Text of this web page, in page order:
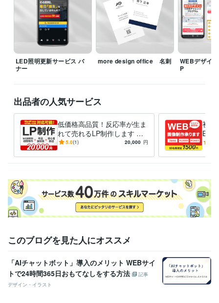
得意分野
Web制作・HP作成・EC構築 LP制作
LED照明更新サービス バ
ナー
more design office 名刺
WEBデザイ
P
出品者の人気サービス
低価格高品質！反応率が生ま
れて売れるLP制作します WE
B解析1回無料で公開後の改善
5.0(1) 20,000 円
初心
B掲
ラが
価」
このブログを見た人にオススメ
「AIチャットボット」導入のメリット WEBサイ
トで24時間365日おもてなしをする方法
記事
デザイン・イラスト